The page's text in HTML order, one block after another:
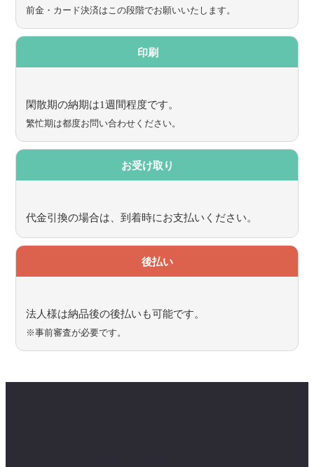
前金・カード決済はこの段階でお願いいたします。
印刷
閑散期の納期は1週間程度です。
繁忙期は都度お問い合わせください。
お受け取り
代金引換の場合は、到着時にお支払いください。
後払い
法人様は納品後の後払いも可能です。
※事前審査が必要です。